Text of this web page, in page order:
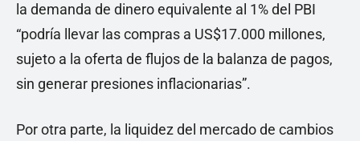
la demanda de dinero equivalente al 1% del PBI
“podría llevar las compras a US$17.000 millones,
sujeto a la oferta de flujos de la balanza de pagos,
sin generar presiones inflacionarias”.
Por otra parte, la liquidez del mercado de cambios